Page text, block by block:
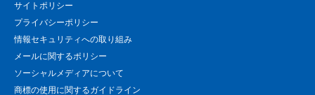
サイトポリシー
プライバシーポリシー
情報セキュリティへの取り組み
メールに関するポリシー
ソーシャルメディアについて
商標の使用に関するガイドライン